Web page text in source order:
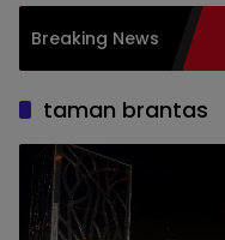
Breaking News
taman brantas